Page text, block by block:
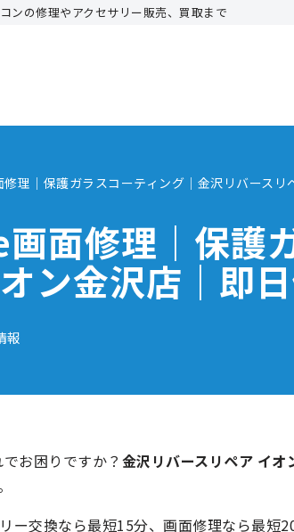
ンの修理やアクセサリー販売、買取まで
理｜保護ガラスコーティング｜金沢リバースリ
面修理｜保護
ン金沢店｜即
報
お困りですか？ 金沢リバースリペア イオ
ー交換なら最短15分、画面修理なら最短